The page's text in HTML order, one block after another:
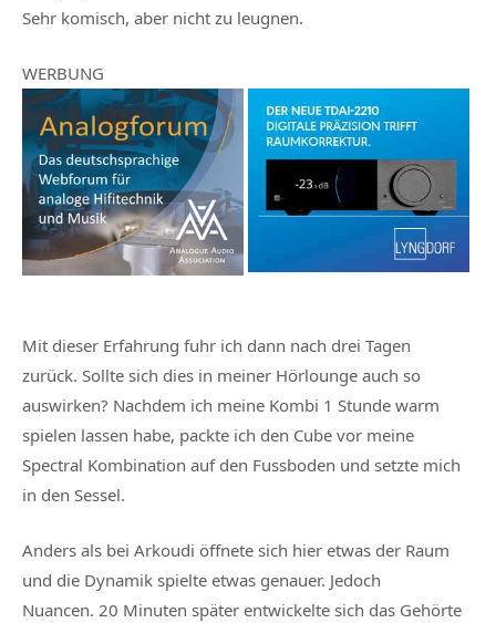
Sehr komisch, aber nicht zu leugnen.
WERBUNG
Mit dieser Erfahrung fuhr ich dann nach drei Tagen
zurück. Sollte sich dies in meiner Hörlounge auch so
auswirken? Nachdem ich meine Kombi 1 Stunde warm
spielen lassen habe, packte ich den Cube vor meine
Spectral Kombination auf den Fussboden und setzte mich
in den Sessel.
Anders als bei Arkoudi öffnete sich hier etwas der Raum
und die Dynamik spielte etwas genauer. Jedoch
Nuancen. 20 Minuten später entwickelte sich das Gehörte